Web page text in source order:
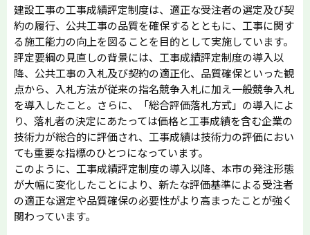
建設工事の工事成績評定制度は、適正な受注者の選定及び契
約の履行、公共工事の品質を確保するとともに、工事に関す
る施工能力の向上を図ることを目的として実施しています。
評定要綱の見直しの背景には、工事成績評定制度の導入以
降、公共工事の入札及び契約の適正化、品質確保といった観
点から、入札方法が従来の指名競争入札に加え一般競争入札
を導入したこと。さらに、「総合評価落札方式」の導入によ
り、落札者の決定にあたっては価格と工事成績を含む企業の
技術力が総合的に評価され、工事成績は技術力の評価におい
ても重要な指標のひとつになっています。
このように、工事成績評定制度の導入以降、本市の発注形態
が大幅に変化したことにより、新たな評価基準による受注者
の適正な選定や品質確保の必要性がより高まったことが強く
関わっています。